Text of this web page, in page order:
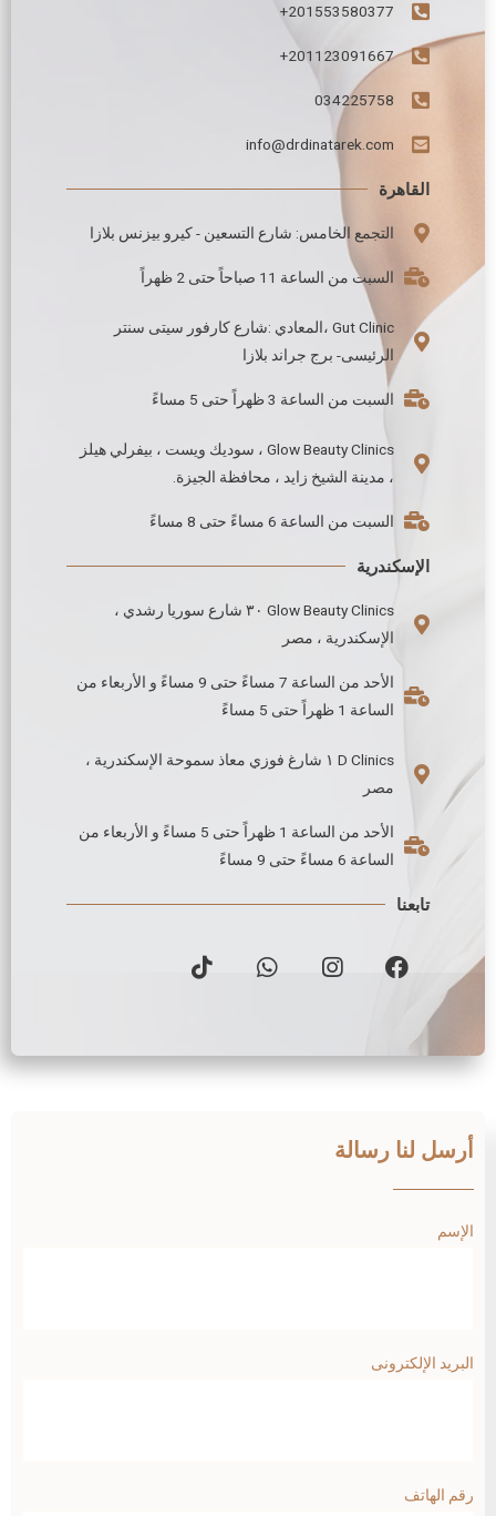
201553580377+
201123091667+
034225758
info@drdinatarek.com
القاهرة
التجمع الخامس: شارع التسعين - كيرو بيزنس بلازا
السبت من الساعة 11 صباحاً حتى 2 ظهراً
Gut Clinic ،المعادي :شارع كارفور سيتى سنتر
الرئيسى- برج جراند بلازا
السبت من الساعة 3 ظهراً حتى 5 مساءً
Glow Beauty Clinics ، سوديك ويست ، بيفرلي هيلز
، مدينة الشيخ زايد ، محافظة الجيزة.
السبت من الساعة 6 مساءً حتى 8 مساءً
الإسكندرية
Glow Beauty Clinics ٣٠ شارع سوريا رشدي ،
الإسكندرية ، مصر
الأحد من الساعة 7 مساءً حتى 9 مساءً و الأربعاء من
الساعة 1 ظهراً حتى 5 مساءً
D Clinics ١ شارغ فوزي معاذ سموحة الإسكندرية ،
مصر
الأحد من الساعة 1 ظهراً حتى 5 مساءً و الأربعاء من
الساعة 6 مساءً حتى 9 مساءً
تابعنا
أرسل لنا رسالة
الإسم
البريد الإلكترونى
رقم الهاتف